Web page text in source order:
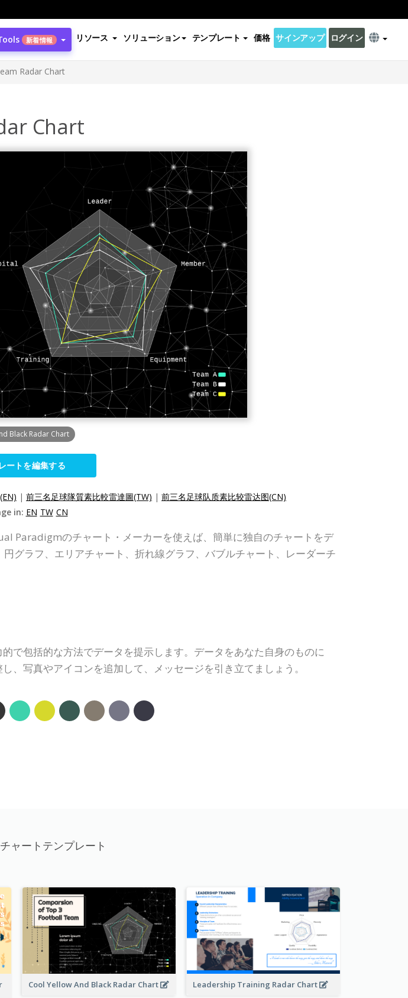
新着情報 リソース ソリューション テンプレート 価格 サインアップ ログイン
Radar Chart
Chart
Black Radar Chart
ートを編集する
| 前三名足球隊質素比較雷達圖(TW) | 前三名足球队质素比较雷达图(CN)
in: EN TW CN
Paradigmのチャート・メーカーを使えば、簡単に独自のチャートをデ
グラフ、エリアチャート、折れ線グラフ、バブルチャート、レーダーチ
で包括的な方法でデータを提示します。データをあなた自身のものに
、写真やアイコンを追加して、メッセージを引き立てましょう。
ャートテンプレート
Cool Yellow And Black Radar Chart Leadership Training Radar Chart